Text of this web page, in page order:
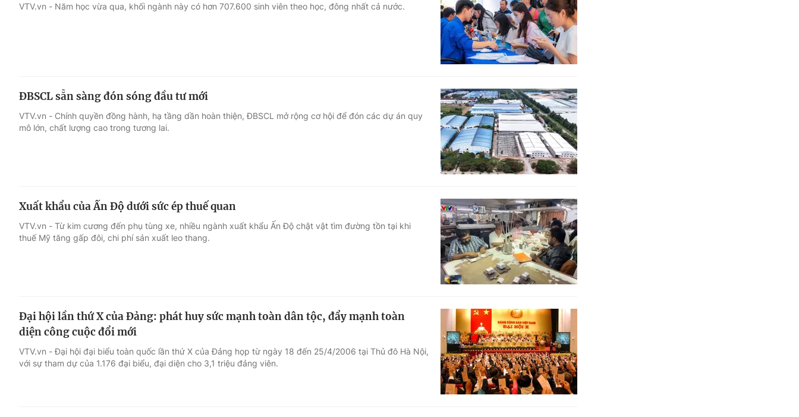
VTV.vn - Năm học vừa qua, khối ngành này có hơn 707.600 sinh viên theo học, đông nhất cả nước.
ĐBSCL sẵn sàng đón sóng đầu tư mới
VTV.vn - Chính quyền đồng hành, hạ tầng dần hoàn thiện, ĐBSCL mở rộng cơ hội để đón các dự án quy
mô lớn, chất lượng cao trong tương lai.
Xuất khẩu của Ấn Độ dưới sức ép thuế quan
VTV.vn - Từ kim cương đến phụ tùng xe, nhiều ngành xuất khẩu Ấn Độ chật vật tìm đường tồn tại khi
thuế Mỹ tăng gấp đôi, chi phí sản xuất leo thang.
Ðại hội lần thứ X của Ðảng: phát huy sức mạnh toàn dân tộc, đẩy mạnh toàn
diện công cuộc đổi mới
VTV.vn - Đại hội đại biểu toàn quốc lần thứ X của Đảng họp từ ngày 18 đến 25/4/2006 tại Thủ đô Hà Nội,
với sự tham dự của 1.176 đại biểu, đại diện cho 3,1 triệu đảng viên.